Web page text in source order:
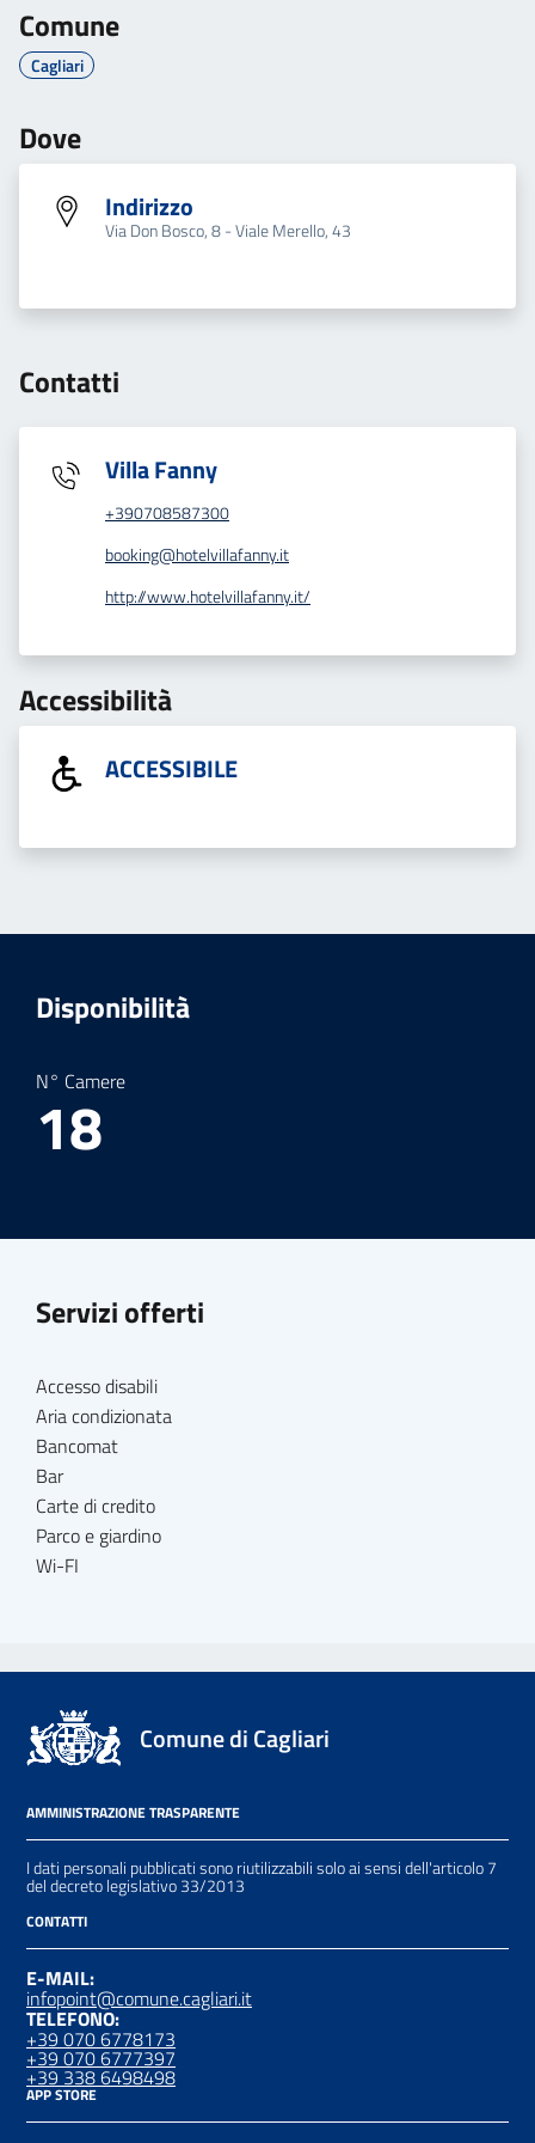
Comune
Cagliari
Dove
Indirizzo
Via Don Bosco, 8 - Viale Merello, 43
Contatti
Villa Fanny
+390708587300
booking@hotelvillafanny.it
http://www.hotelvillafanny.it/
Accessibilità
ACCESSIBILE
Disponibilità
N° Camere
18
Servizi offerti
Accesso disabili
Aria condizionata
Bancomat
Bar
Carte di credito
Parco e giardino
Wi-FI
Comune di Cagliari
AMMINISTRAZIONE TRASPARENTE
I dati personali pubblicati sono riutilizzabili solo ai sensi dell'articolo 7
del decreto legislativo 33/2013
CONTATTI
E-MAIL:
infopoint@comune.cagliari.it
TELEFONO:
+39 070 6778173
+39 070 6777397
+39 338 6498498
APP STORE